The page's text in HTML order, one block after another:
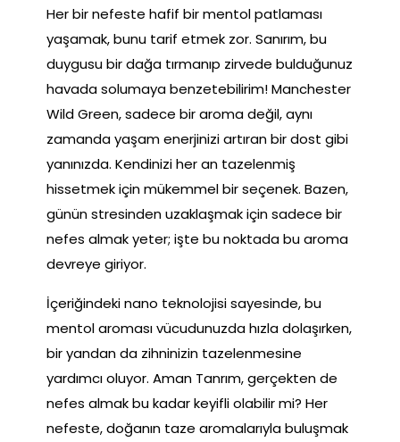
Her bir nefeste hafif bir mentol patlaması
yaşamak, bunu tarif etmek zor. Sanırım, bu
duygusu bir dağa tırmanıp zirvede bulduğunuz
havada solumaya benzetebilirim! Manchester
Wild Green, sadece bir aroma değil, aynı
zamanda yaşam enerjinizi artıran bir dost gibi
yanınızda. Kendinizi her an tazelenmiş
hissetmek için mükemmel bir seçenek. Bazen,
günün stresinden uzaklaşmak için sadece bir
nefes almak yeter; işte bu noktada bu aroma
devreye giriyor.
İçeriğindeki nano teknolojisi sayesinde, bu
mentol aroması vücudunuzda hızla dolaşırken,
bir yandan da zihninizin tazelenmesine
yardımcı oluyor. Aman Tanrım, gerçekten de
nefes almak bu kadar keyifli olabilir mi? Her
nefeste, doğanın taze aromalarıyla buluşmak